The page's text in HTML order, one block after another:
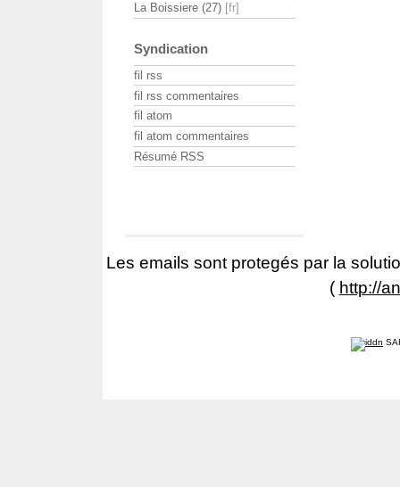
La Boissiere (27)
Syndication
fil rss
fil rss commentaires
fil atom
fil atom commentaires
Résumé RSS
Les emails sont protegés par la
( http://